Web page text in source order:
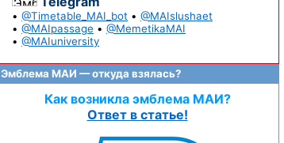
• @Timetable_MAI_bot • @MAIslushaet
• @MAIpassage • @MemetikaMAI
• @MAIuniversity
Эмблема МАИ — откуда взялась?
Как возникла эмблема МАИ?
Ответ в статье!